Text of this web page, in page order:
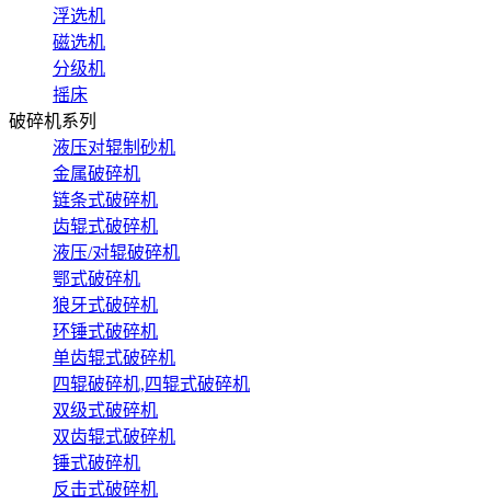
浮选机
磁选机
分级机
摇床
破碎机系列
液压对辊制砂机
金属破碎机
链条式破碎机
齿辊式破碎机
液压/对辊破碎机
鄂式破碎机
狼牙式破碎机
环锤式破碎机
单齿辊式破碎机
四辊破碎机,四辊式破碎机
双级式破碎机
双齿辊式破碎机
锤式破碎机
反击式破碎机